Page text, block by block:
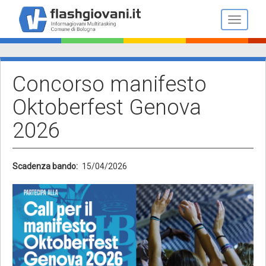
contenuto
principale
Toggle
Concorso manifesto
Oktoberfest Genova
2026
Scadenza bando 15/04/2026